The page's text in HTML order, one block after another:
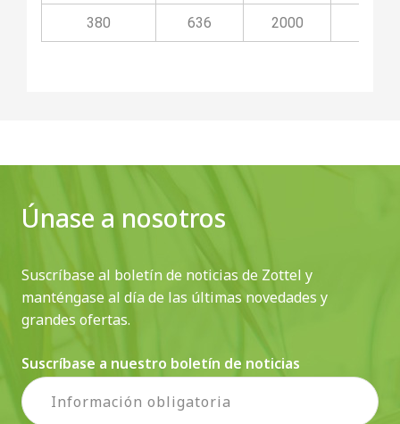
380 636 2000
Únase a nosotros
Suscríbase al boletín de noticias de Zottel y
manténgase al día de las últimas novedades y
grandes ofertas.
Suscríbase a nuestro boletín de noticias